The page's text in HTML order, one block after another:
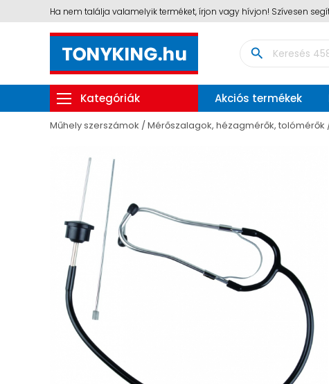
Ha nem találja valamelyik terméket, írjon vagy hívjon! Szívesen
Kategóriák Akciós termékek
search
Műhely szerszámok Mérőszalagok, hézagmérők, tolómérők